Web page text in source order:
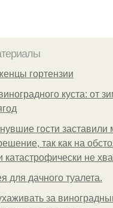
гортензии
куста: от
гости заставили
так как на
не
для дачного туалета.
за